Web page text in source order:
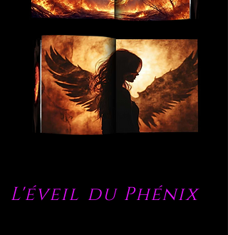
L'éveil du Phénix